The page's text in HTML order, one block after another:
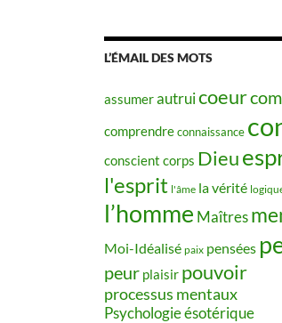
L’ÉMAIL DES MOTS
assumerautruicoeur
comprendreconnaissance
conscient corps Dieu
l'esprit l'âme la vérité
l’homme Maîtres
Moi-Idéalisé paix pensées
peur plaisir pouvoir
processus mentaux
Psychologie ésotérique